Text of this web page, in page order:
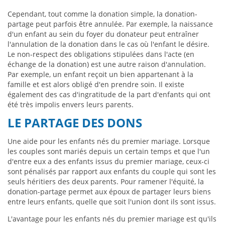
Cependant, tout comme la donation simple, la donation-
partage peut parfois être annulée. Par exemple, la naissance
d'un enfant au sein du foyer du donateur peut entraîner
l'annulation de la donation dans le cas où l'enfant le désire.
Le non-respect des obligations stipulées dans l'acte (en
échange de la donation) est une autre raison d'annulation.
Par exemple, un enfant reçoit un bien appartenant à la
famille et est alors obligé d'en prendre soin. Il existe
également des cas d'ingratitude de la part d'enfants qui ont
été très impolis envers leurs parents.
LE PARTAGE DES DONS
Une aide pour les enfants nés du premier mariage. Lorsque
les couples sont mariés depuis un certain temps et que l'un
d'entre eux a des enfants issus du premier mariage, ceux-ci
sont pénalisés par rapport aux enfants du couple qui sont les
seuls héritiers des deux parents. Pour ramener l'équité, la
donation-partage permet aux époux de partager leurs biens
entre leurs enfants, quelle que soit l'union dont ils sont issus.
L'avantage pour les enfants nés du premier mariage est qu'ils